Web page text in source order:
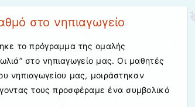
στο νηπιαγωγείο
το πρόγραμμα της ομαλής
στο νηπιαγωγείο μας. Οι μαθητές
νηπιαγωγείου μας, μοιράστηκαν
τους προσφέραμε ένα συμβολικό